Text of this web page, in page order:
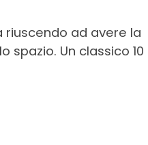
riuscendo ad avere la
Un classico 10